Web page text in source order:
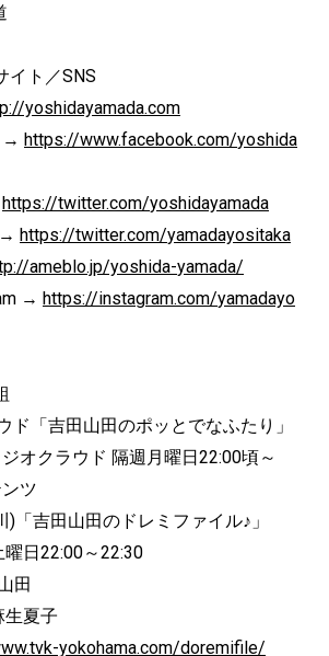
イト／SNS
yoshidayamada.com
→ https://www.facebook.com/yoshida
https://twitter.com/yoshidayamada
https://twitter.com/yamadayositaka
ameblo.jp/yoshida-yamada/
→ https://instagram.com/yamadayo
ド「吉田山田のポッとでなふたり」
オクラウド 隔週月曜日22:00頃～
ツ
「吉田山田のドレミファイル♪」
日22:00～22:30
田
生夏子
yokohama.com/doremifile/